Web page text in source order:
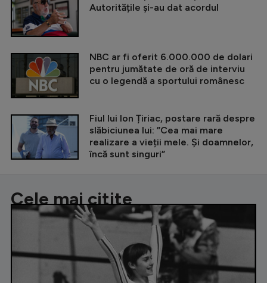
Autoritățile și-au dat acordul
NBC ar fi oferit 6.000.000 de dolari
pentru jumătate de oră de interviu
cu o legendă a sportului românesc
Fiul lui Ion Țiriac, postare rară despre
slăbiciunea lui: ”Cea mai mare
realizare a vieții mele. Și doamnelor,
încă sunt singuri”
Cele mai citite